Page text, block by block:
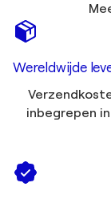
Wereldwijde
inbegrepen